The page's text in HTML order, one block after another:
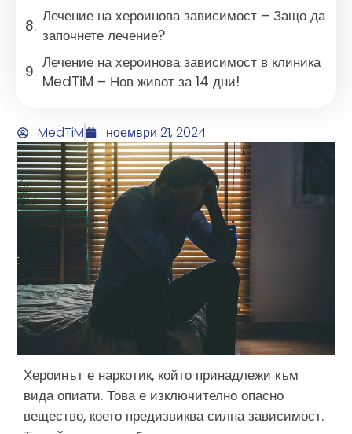
MedTiM ноември 21, 2024
Хероинът е наркотик, който принадлежи към
вида опиати. Това е изключително опасно
вещество, което предизвиква силна зависимост.
Лечение на хероинова зависимост – Защо да
започнете лечение?
Лечение на хероинова зависимост в клиника
MedTiM – Нов живот за 14 дни!